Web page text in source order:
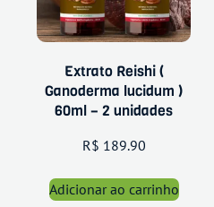
Extrato Reishi (
Ganoderma lucidum )
60ml – 2 unidades
R$ 189.90
Adicionar ao carrinho